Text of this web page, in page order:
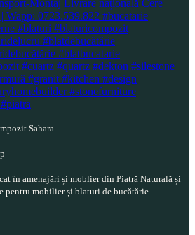
Sahara
în amenajări și moblier din Piatră Naturală și
pentru mobilier și blaturi de bucătărie